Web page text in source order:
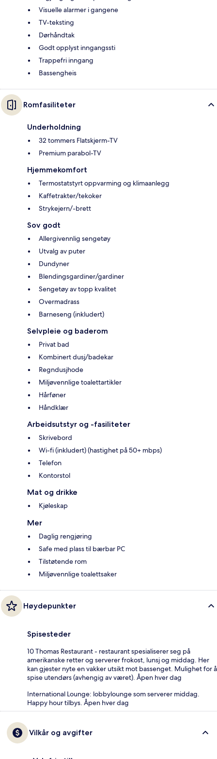
Visuelle alarmer i gangene
TV-teksting
Dørhåndtak
Godt opplyst inngangssti
Trappefri inngang
Bassengheis
Romfasiliteter
Underholdning
32 tommers Flatskjerm-TV
Premium parabol-TV
Hjemmekomfort
Termostatstyrt oppvarming og klimaanlegg
Kaffetrakter/tekoker
Strykejern/-brett
Sov godt
Allergivennlig sengetøy
Utvalg av puter
Dundyner
Blendingsgardiner/gardiner
Sengetøy av topp kvalitet
Overmadrass
Barneseng (inkludert)
Selvpleie og baderom
Privat bad
Kombinert dusj/badekar
Regndusjhode
Miljøvennlige toalettartikler
Hårføner
Håndklær
Arbeidsutstyr og -fasiliteter
Skrivebord
Wi-fi (inkludert) (hastighet på 50+ mbps)
Telefon
Kontorstol
Mat og drikke
Kjøleskap
Mer
Daglig rengjøring
Safe med plass til bærbar PC
Tilstøtende rom
Miljøvennlige toalettsaker
Høydepunkter
Spisesteder
10 Thomas Restaurant - restaurant spesialiserer seg på
amerikanske retter og serverer frokost, lunsj og middag. Her
kan gjester nyte en vakker utsikt mot bassenget. Mulighet for å
spise utendørs (avhengig av været). Åpen hver dag
International Lounge: lobbylounge som serverer middag.
Happy hour tilbys. Åpen hver dag
Vilkår og avgifter